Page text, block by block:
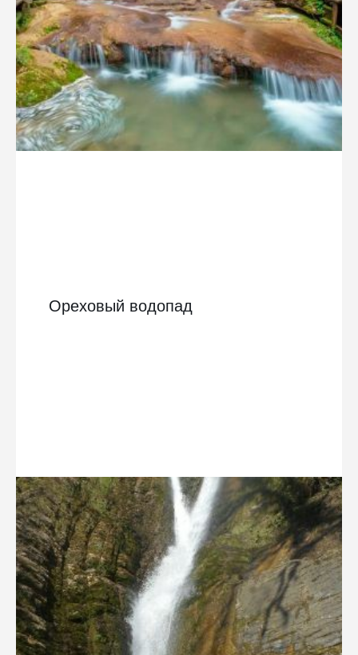
Ореховый водопад